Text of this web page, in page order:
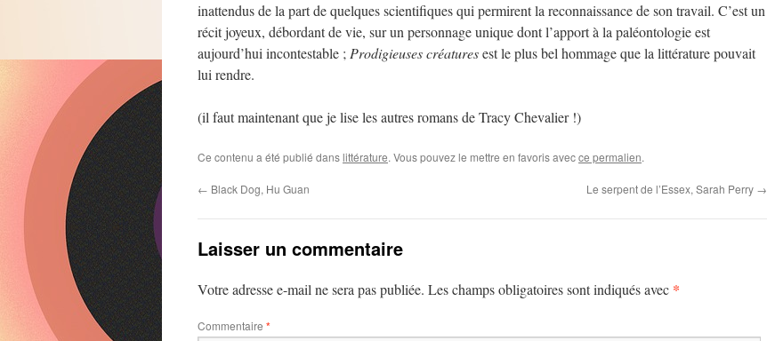
inattendus de la part de quelques scientifiques qui permirent la reconnaissance de son travail. C’est un
récit joyeux, débordant de vie, sur un personnage unique dont l’apport à la paléontologie est
aujourd’hui incontestable ; Prodigieuses créaturesest le plus bel hommage que la littérature pouvait
lui rendre.
(il faut maintenant que je lise les autres romans de Tracy Chevalier !)
Ce contenu a été publié danslittérature. Vous pouvez le mettre en favoris avecce permalien.
← Black Dog, Hu Guan Le serpent de l’Essex, Sarah Perry →
Laisser un commentaire
Votre adresse e-mail ne sera pas publiée. Les champs obligatoires sont indiqués avec *
Commentaire *